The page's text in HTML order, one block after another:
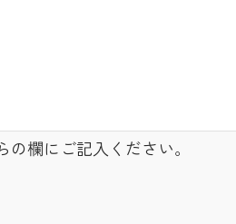
欄にご記入ください。